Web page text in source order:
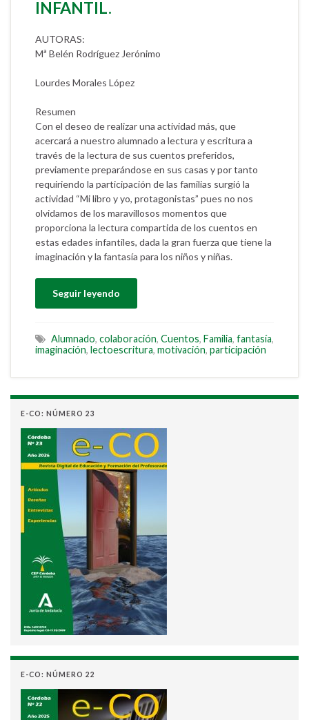
INFANTIL.
AUTORAS:
Mª Belén Rodríguez Jerónimo
Lourdes Morales López
Resumen
Con el deseo de realizar una actividad más, que
acercará a nuestro alumnado a lectura y escritura a
través de la lectura de sus cuentos preferidos,
previamente preparándose en sus casas y por tanto
requiriendo la participación de las familias surgió la
actividad “Mi libro y yo, protagonistas” pues no nos
olvidamos de los maravillosos momentos que
proporciona la lectura compartida de los cuentos en
estas edades infantiles, dada la gran fuerza que tiene la
imaginación y la fantasía para los niños y niñas.
Seguir leyendo
Alumnado, colaboración, Cuentos, Familia, fantasía,
imaginación, lectoescritura, motivación, participación
E-CO: NÚMERO 23
E-CO: NÚMERO 22